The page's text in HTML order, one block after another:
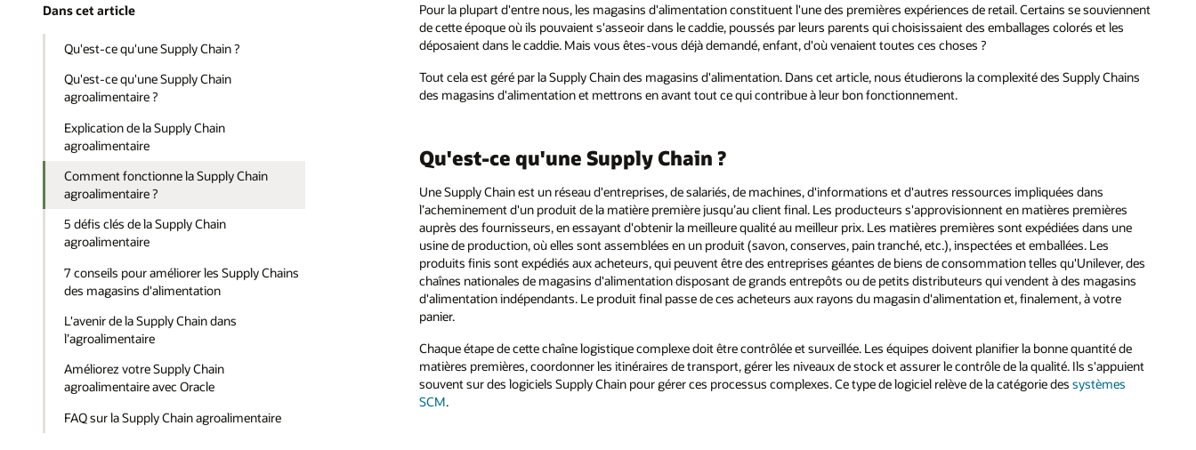
Dans cet article
Qu'est-ce qu'une Supply Chain ?
Qu'est-ce qu'une Supply Chain
agroalimentaire ?
Explication de la Supply Chain
agroalimentaire
Comment fonctionne la Supply Chain
agroalimentaire ?
5 défis clés de la Supply Chain
agroalimentaire
7 conseils pour améliorer les Supply Chains
des magasins d'alimentation
L'avenir de la Supply Chain dans
l’agroalimentaire
Améliorez votre Supply Chain
agroalimentaire avec Oracle
FAQ sur la Supply Chain agroalimentaire
Pour la plupart d'entre nous, les magasins d'alimentation constituent l'une des premières expériences de retail. Certains se souviennent
de cette époque où ils pouvaient s'asseoir dans le caddie, poussés par leurs parents qui choisissaient des emballages colorés et les
déposaient dans le caddie. Mais vous êtes-vous déjà demandé, enfant, d'où venaient toutes ces choses ?
Tout cela est géré par la Supply Chain des magasins d'alimentation. Dans cet article, nous étudierons la complexité des Supply Chains
des magasins d'alimentation et mettrons en avant tout ce qui contribue à leur bon fonctionnement.
Qu'est-ce qu'une Supply Chain ?
Une Supply Chain est un réseau d'entreprises, de salariés, de machines, d'informations et d'autres ressources impliquées dans
l’acheminement d'un produit de la matière première jusqu’au client final. Les producteurs s'approvisionnent en matières premières
auprès des fournisseurs, en essayant d'obtenir la meilleure qualité au meilleur prix. Les matières premières sont expédiées dans une
usine de production, où elles sont assemblées en un produit (savon, conserves, pain tranché, etc.), inspectées et emballées. Les
produits finis sont expédiés aux acheteurs, qui peuvent être des entreprises géantes de biens de consommation telles qu'Unilever, des
chaînes nationales de magasins d'alimentation disposant de grands entrepôts ou de petits distributeurs qui vendent à des magasins
d'alimentation indépendants. Le produit final passe de ces acheteurs aux rayons du magasin d'alimentation et, finalement, à votre
panier.
Chaque étape de cette chaîne logistique complexe doit être contrôlée et surveillée. Les équipes doivent planifier la bonne quantité de
matières premières, coordonner les itinéraires de transport, gérer les niveaux de stock et assurer le contrôle de la qualité. Ils s'appuient
souvent sur des logiciels Supply Chain pour gérer ces processus complexes. Ce type de logiciel relève de la catégorie dessystèmes
SCM.